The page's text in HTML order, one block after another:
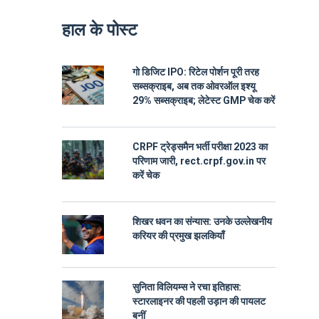
हाल के पोस्ट
गो डिजिट IPO: रिटेल पोर्शन पूरी तरह
सब्सक्राइब, अब तक ओवरऑल इश्यू
29% सब्सक्राइब; लेटेस्ट GMP चेक करें
CRPF ट्रेड्समैन भर्ती परीक्षा 2023 का
परिणाम जारी, rect.crpf.gov.in पर
करें चेक
शिखर धवन का संन्यास: उनके उल्लेखनीय
करियर की प्रमुख झलकियाँ
सुनिता विलियम्स ने रचा इतिहास:
स्टारलाइनर की पहली उड़ान की पायलट
बनीं